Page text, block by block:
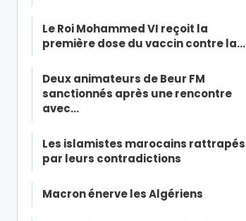
Le Roi Mohammed VI reçoit la
première dose du vaccin contre la…
Deux animateurs de Beur FM
sanctionnés après une rencontre
avec…
Les islamistes marocains rattrapés
par leurs contradictions
Macron énerve les Algériens